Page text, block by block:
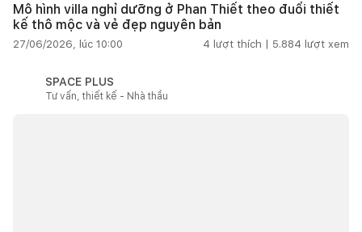
Mô hình villa nghỉ dưỡng ở Phan Thiết theo đuổi thiết
kế thô mộc và vẻ đẹp nguyên bản
27/06/2026, lúc 10:00 4 lượt thích | 5.884 lượt xem
SPACE PLUS
Tư vấn, thiết kế - Nhà thầu